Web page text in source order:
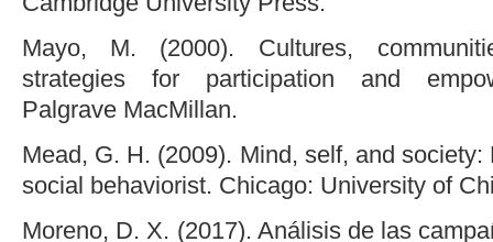
Mayo, M. (2000). Cultures,
strategies for participation and
Palgrave MacMillan.
Mead, G. H. (2009). Mind, self, and
social behaviorist. Chicago: University of
Moreno, D. X. (2017). Análisis de las